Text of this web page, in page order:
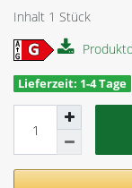
Inhalt 1 Stück
Lieferzeit: 1-4 Tage